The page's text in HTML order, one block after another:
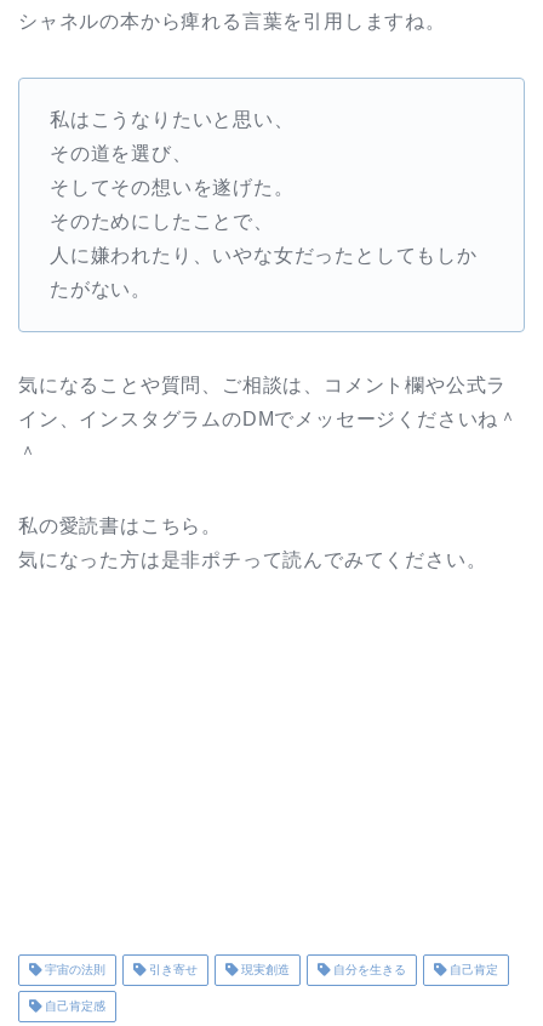
シャネルの本から痺れる言葉を引用しますね。
私はこうなりたいと思い、
その道を選び、
そしてその想いを遂げた。
そのためにしたことで、
人に嫌われたり、いやな女だったとしてもしか
たがない。
気になることや質問、ご相談は、コメント欄や公式ラ
イン、インスタグラムのDMでメッセージくださいね＾
＾
私の愛読書はこちら。
気になった方は是非ポチって読んでみてください。
宇宙の法則 引き寄せ 現実創造 自分を生きる 自己肯定
自己肯定感